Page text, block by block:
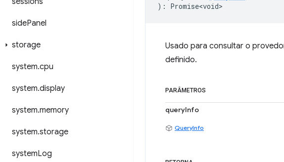
sidePanel
storage
system.cpu
system.display
system.memory
system.storage
systemLog
) : Promise<void>
Usado para consultar o
definido.
PARÂMETROS
queryInfo
QueryInfo